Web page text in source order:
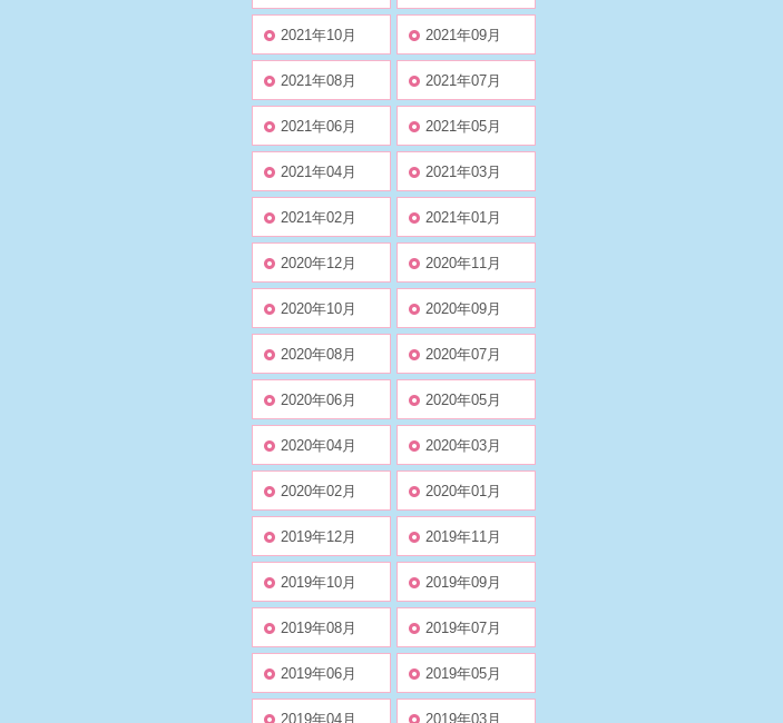
2021年10月 2021年09月
2021年08月 2021年07月
2021年06月 2021年05月
2021年04月 2021年03月
2021年02月 2021年01月
2020年12月 2020年11月
2020年10月 2020年09月
2020年08月 2020年07月
2020年06月 2020年05月
2020年04月 2020年03月
2020年02月 2020年01月
2019年12月 2019年11月
2019年10月 2019年09月
2019年08月 2019年07月
2019年06月 2019年05月
2019年04月 2019年03月